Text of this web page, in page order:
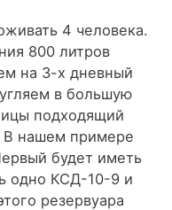
4 человека.
800 литров
на 3-х дневный
в большую
подходящий
В нашем примере
будет иметь
одно КСД-10-9 и
резервуара